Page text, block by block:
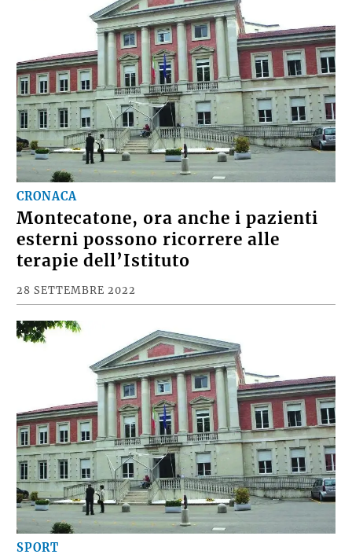
CRONACA
Montecatone, ora anche i pazienti
esterni possono ricorrere alle
terapie dell’Istituto
28 SETTEMBRE 2022
SPORT